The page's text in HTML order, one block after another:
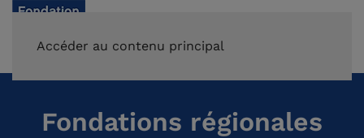
Accéder au contenu principal
Fondations régionales